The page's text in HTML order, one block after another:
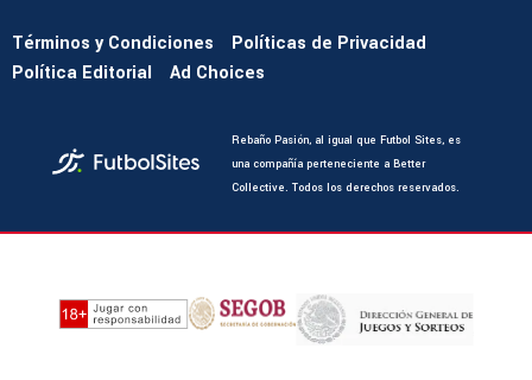
Términos y Condiciones
Políticas de Privacidad
Política Editorial
Ad Choices
Rebaño Pasión, al igual que Futbol Sites, es
una compañía perteneciente a Better
Collective. Todos los derechos reservados.